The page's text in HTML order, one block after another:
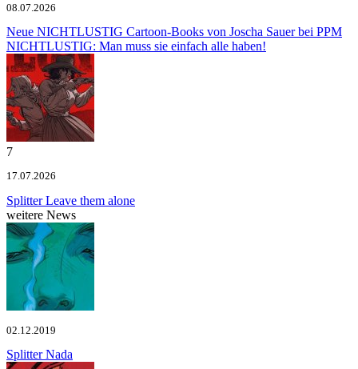
08.07.2026
Neue NICHTLUSTIG Cartoon-Books von Joscha Sauer bei PPM
NICHTLUSTIG: Man muss sie einfach alle haben!
7
17.07.2026
SplitterLeave them alone
weitere News
02.12.2019
SplitterNada